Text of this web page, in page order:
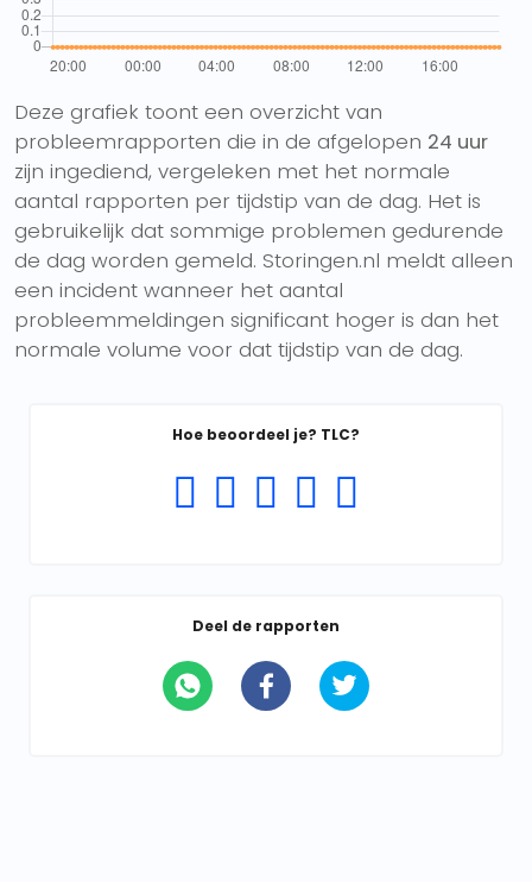
Deze grafiek toont een overzicht van
probleemrapporten die in de afgelopen 24 uur
zijn ingediend, vergeleken met het normale
aantal rapporten per tijdstip van de dag. Het is
gebruikelijk dat sommige problemen gedurende
de dag worden gemeld. Storingen.nl meldt alleen
een incident wanneer het aantal
probleemmeldingen significant hoger is dan het
normale volume voor dat tijdstip van de dag.
Hoe beoordeel je? TLC?
Deel de rapporten